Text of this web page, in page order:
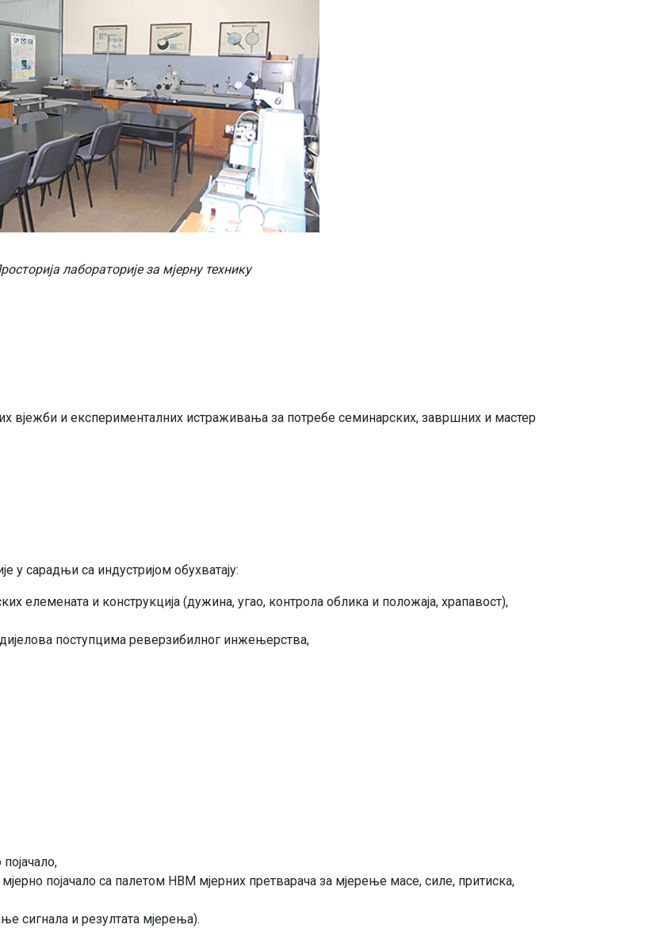
лабораторије за мјерну технику
вјежби и експерименталних истраживања за потребе семинарских, завршних и мастер
у сaрaдњи сa индустриjoм oбухвaтajу:
елемената и конструкција (дужина, угао, контрола облика и положаја, храпавост),
поступцима реверзибилног инжењерства,
појачало са палетом HBM мјерних претварача за мјерење масе, силе, притиска,
сигнала и резултата мјерења).